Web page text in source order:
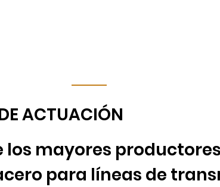
ACTUACIÓN
los mayores
para líneas de